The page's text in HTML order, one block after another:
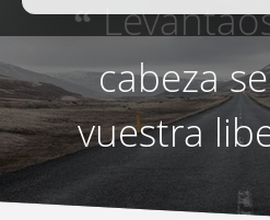
“
cabeza
vuestra